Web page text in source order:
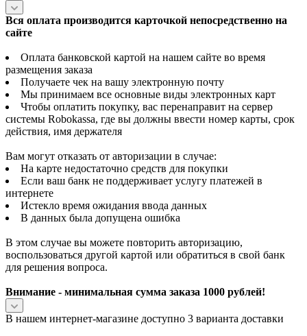
Вся оплата производится карточкой непосредственно на
сайте
Оплата банковской картой на нашем сайте во время
размещения заказа
Получаете чек на вашу электронную почту
Мы принимаем все основные виды электронных карт
Чтобы оплатить покупку, вас перенаправит на сервер
системы Robokassa, где вы должны ввести номер карты, срок
действия, имя держателя
Вам могут отказать от авторизации в случае:
На карте недостаточно средств для покупки
Если ваш банк не поддерживает услугу платежей в
интернете
Истекло время ожидания ввода данных
В данных была допущена ошибка
В этом случае вы можете повторить авторизацию,
воспользоваться другой картой или обратиться в свой банк
для решения вопроса.
Внимание - минимальная сумма заказа 1000 рублей!
В нашем интернет-магазине доступно 3 варианта доставки